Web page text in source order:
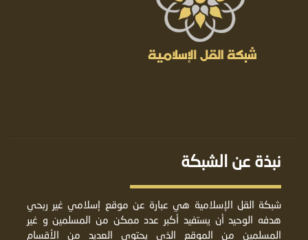
نبذة عن الشبكة
شبكة القل الإسلامية هي عبارة عن موقع إسلامي غير ربحي
هدفه الوحيد أن يستفيد أكبر عدد ممكن من المسلمين و غير
المسلمين من الموقع الذي يحتوي العديد من الأقسام